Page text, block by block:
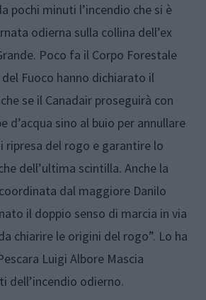
pochi minuti l’incendio che si è
odierna sulla collina dell’ex
Poco fa il Corpo Forestale
Fuoco hanno dichiarato il
se il Canadair proseguirà con
d’acqua sino al buio per annullare
ripresa del rogo e garantire lo
dell’ultima scintilla. Anche la
dal maggiore Danilo
il doppio senso di marcia in via
chiarire le origini del rogo”. Lo ha
Luigi Albore Mascia
dell’incendio odierno.